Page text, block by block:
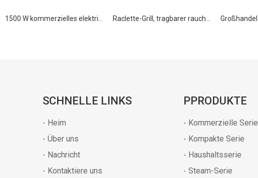
SCHNELLE LINKS
Heim
Über uns
Nachricht
Kontaktiere uns
PPRODUKTE
Kommerzielle Serie
Kompakte Serie
Haushaltsserie
Steam-Serie